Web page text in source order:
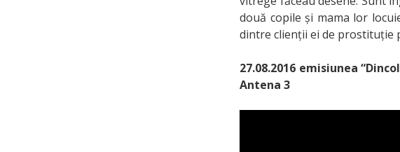
două copile și mama lor
dintre clienții ei de prostituție
27.08.2016 emisiunea
Antena 3